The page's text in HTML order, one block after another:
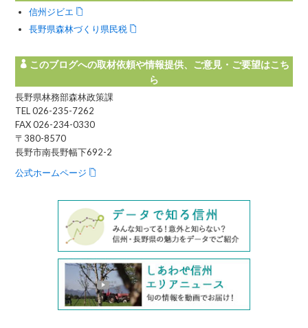
信州ジビエ
長野県森林づくり県民税
このブログへの取材依頼や情報提供、ご意見・ご要望はこち
ら
長野県林務部森林政策課
TEL 026-235-7262
FAX 026-234-0330
〒380-8570
長野市南長野幅下692-2
公式ホームページ